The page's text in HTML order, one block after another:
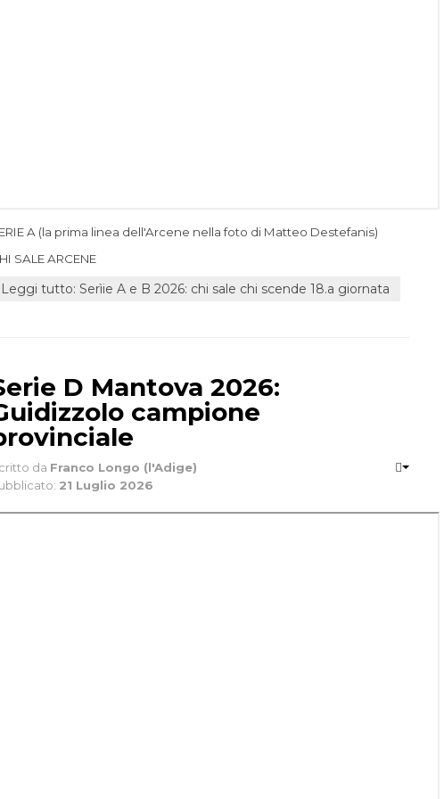
A (la prima linea dell'Arcene nella foto di Matteo Destefanis)
SALE ARCENE
Leggi tutto: Serìie A e B 2026: chi sale chi scende 18.a giornata
D Mantova 2026:
campione
da Franco Longo (l'Adige)
21 Luglio 2026